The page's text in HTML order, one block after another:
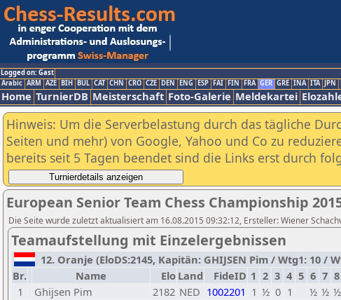
Logged on: Gast
Arabic ARM AZE BIH BUL CAT CHN CRO CZE DEN ENG ESP FAI FIN FRA GER GRE INA ITA JPN
Home TurnierDB Meisterschaft Foto-Galerie Meldekartei
Hinweis: Um die Serverbelastung durch das tägliche
Seiten und mehr) von Google, Yahoo und Co zu
bereits seit 5 Tagen beendet sind die Links erst durch
European Senior Team Chess Championship
Die Seite wurde zuletzt aktualisiert am 16.08.2015 09:32:12, Ersteller: Wiener
Teamaufstellung mit Einzelergebnissen
12. Oranje (EloDS:2145, Kapitän: GHIJSEN Pim / Wtg1: 10 /
Br.
Name Elo Land FideID 1 2 3 4 5 6 7 8
1
Ghijsen Pim 2182 NED 1002201 1 ½ 0 1 ½ ½ ½